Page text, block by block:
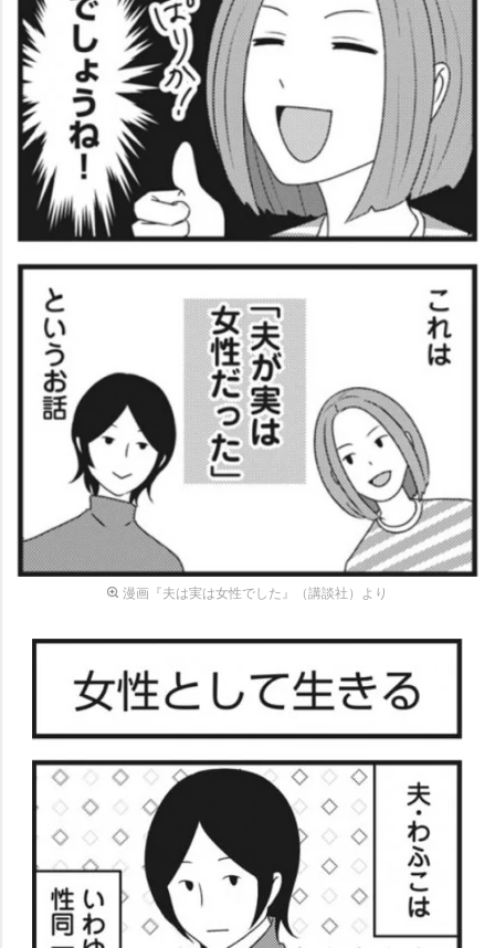
漫画『夫は実は女性でした』（講談社）より